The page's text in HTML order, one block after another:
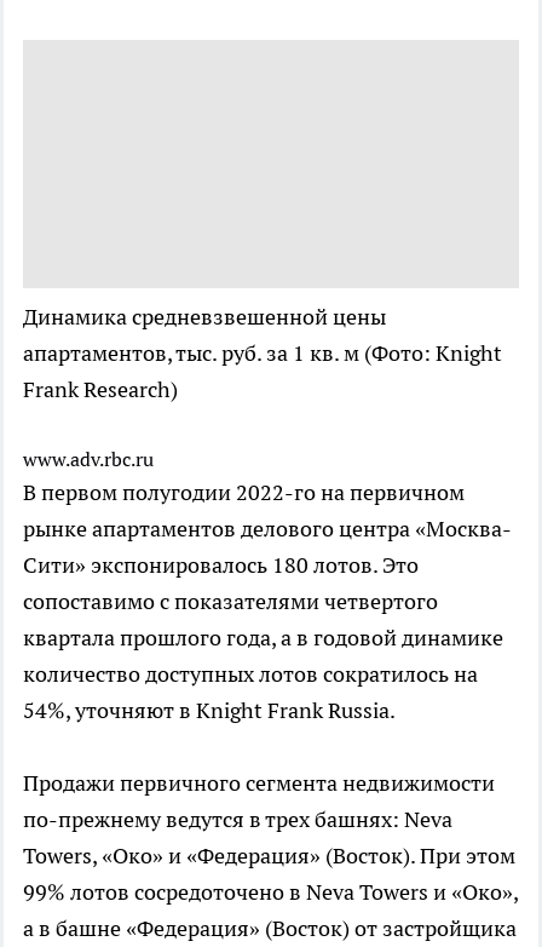
Динамика средневзвешенной цены
апартаментов, тыс. руб. за 1 кв. м (Фото: Knight
Frank Research)
www.adv.rbc.ru
В первом полугодии 2022-го на первичном
рынке апартаментов делового центра «Москва-
Сити» экспонировалось 180 лотов. Это
сопоставимо с показателями четвертого
квартала прошлого года, а в годовой динамике
количество доступных лотов сократилось на
54%, уточняют в Knight Frank Russia.
Продажи первичного сегмента недвижимости
по-прежнему ведутся в трех башнях: Neva
Towers, «Око» и «Федерация» (Восток). При этом
99% лотов сосредоточено в Neva Towers и «Око»,
а в башне «Федерация» (Восток) от застройщика